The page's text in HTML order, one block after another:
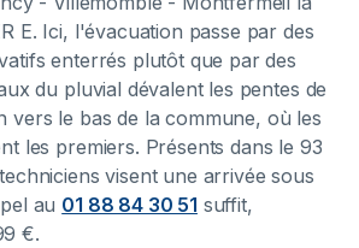
E. Ici, l'évacuation passe par des
enterrés plutôt que par des
du pluvial dévalent les pentes de
vers le bas de la commune, où les
les premiers. Présents dans le 93
visent une arrivée sous
au 01 88 84 30 51 suffit,
€.